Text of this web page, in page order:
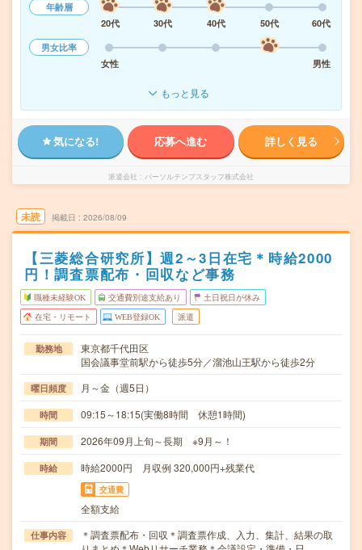
年齢層
20代
30代 40代 50代
60代
男女比率
女性
男性
もっと見る
気になる! 応募へ進む 詳しく見る
派遣会社 パーソルテンプスタッフ株式会社
未読 掲載日 2026/08/09
【三菱総合研究所】週2～3日在宅＊時給2000
円！調査票配布・回収など事務
職種未経験OK 交通費別途支給あり 土日祝日が休み
在宅・リモート WEB登録OK 派遣
勤務地
東京都千代田区
国会議事堂前駅から徒歩5分／溜池山王駅から徒歩2分
曜日頻度 月～金（週5日）
時間 09:15～18:15(実働8時間 休憩1時間)
期間 2026年09月上旬～長期 ※9月～！
時給 時給2000円 月収例 320,000円+残業代
交通費
全額支給
仕事内容
＊調査票配布・回収＊調査票作成、入力、集計、結果の取